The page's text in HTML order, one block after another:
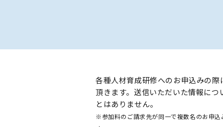
各種人材育成研修へのお申込みの
頂きます。送信いただいた情報に
とはありません。
※参加料のご請求先が同一で複数名のお申